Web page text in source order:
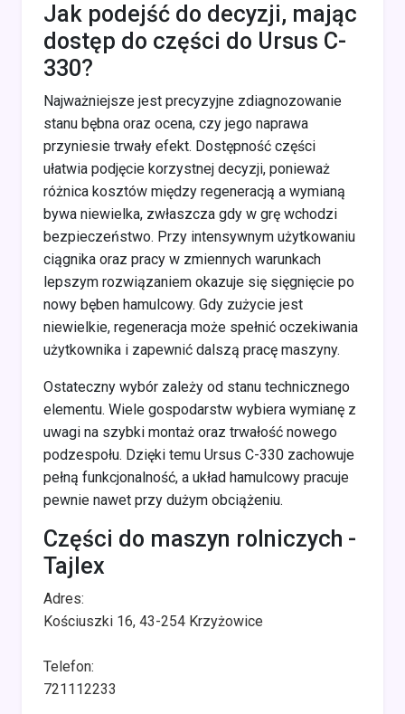
Jak podejść do decyzji, mając
dostęp do części do Ursus C-
330?
Najważniejsze jest precyzyjne zdiagnozowanie
stanu bębna oraz ocena, czy jego naprawa
przyniesie trwały efekt. Dostępność części
ułatwia podjęcie korzystnej decyzji, ponieważ
różnica kosztów między regeneracją a wymianą
bywa niewielka, zwłaszcza gdy w grę wchodzi
bezpieczeństwo. Przy intensywnym użytkowaniu
ciągnika oraz pracy w zmiennych warunkach
lepszym rozwiązaniem okazuje się sięgnięcie po
nowy bęben hamulcowy. Gdy zużycie jest
niewielkie, regeneracja może spełnić oczekiwania
użytkownika i zapewnić dalszą pracę maszyny.
Ostateczny wybór zależy od stanu technicznego
elementu. Wiele gospodarstw wybiera wymianę z
uwagi na szybki montaż oraz trwałość nowego
podzespołu. Dzięki temu Ursus C-330 zachowuje
pełną funkcjonalność, a układ hamulcowy pracuje
pewnie nawet przy dużym obciążeniu.
Części do maszyn rolniczych -
Tajlex
Adres:
Kościuszki 16, 43-254 Krzyżowice
Telefon:
721112233